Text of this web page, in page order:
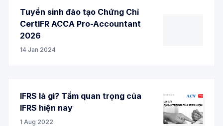
Tuyển sinh đào tạo Chứng Chỉ
CertIFR ACCA Pro-Accountant
2026
14 Jan 2024
IFRS là gì? Tầm quan trọng của
IFRS hiện nay
1 Aug 2022